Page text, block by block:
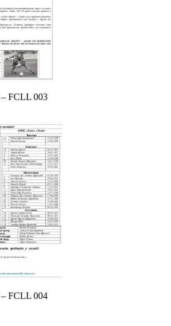
– FCLL 003
– FCLL 004